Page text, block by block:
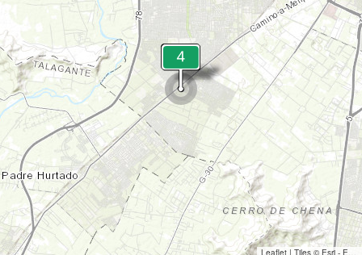
Leaflet | Tiles © Esri - Esri, DeLorme, NAVTEQ, TomTom, Intermap, iPC, USGS, FAO, NPS, NRCAN, GeoBase, Kadaster NL, Ordnance Survey, Esri Japan, METI, Esri China (Hong Kong), and the GIS User Community